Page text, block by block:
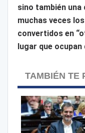
sino también
muchas veces
convertidos en
lugar que
TAMBIÉN TE